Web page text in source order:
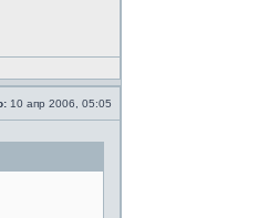
10 апр 2006, 05:05